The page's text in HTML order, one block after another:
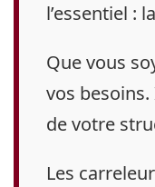
l’essentiel :
Que vous
vos
de votre
Les